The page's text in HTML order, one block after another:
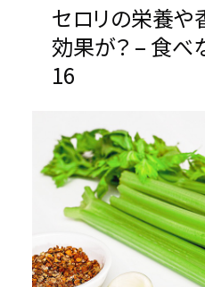
セロリの栄養や
効果が？ – 食べ
16